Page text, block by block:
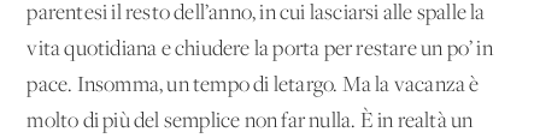
parentesi il resto dell’anno, in cui lasciarsi alle spalle la
vita quotidiana e chiudere la porta per restare un po’ in
pace. Insomma, un tempo di letargo. Ma la vacanza è
molto di più del semplice non far nulla. È in realtà un